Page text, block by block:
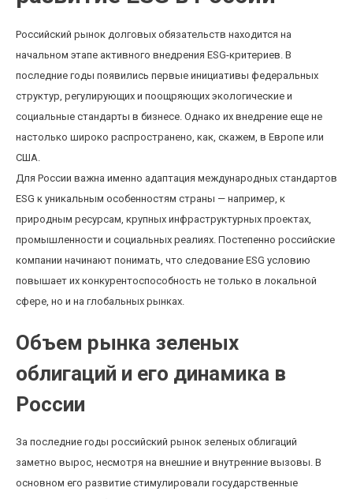
Российский рынок долговых обязательств находится на
начальном этапе активного внедрения ESG-критериев. В
последние годы появились первые инициативы федеральных
структур, регулирующих и поощряющих экологические и
социальные стандарты в бизнесе. Однако их внедрение еще не
настолько широко распространено, как, скажем, в Европе или
США.
Для России важна именно адаптация международных стандартов
ESG к уникальным особенностям страны — например, к
природным ресурсам, крупных инфраструктурных проектах,
промышленности и социальных реалиях. Постепенно российские
компании начинают понимать, что следование ESG условию
повышает их конкурентоспособность не только в локальной
сфере, но и на глобальных рынках.
Объем рынка зеленых
облигаций и его динамика в
России
За последние годы российский рынок зеленых облигаций
заметно вырос, несмотря на внешние и внутренние вызовы. В
основном его развитие стимулировали государственные